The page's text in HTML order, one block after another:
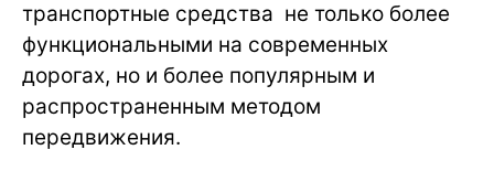
транспортные средства не только более
функциональными на современных
дорогах, но и более популярным и
распространенным методом
передвижения.